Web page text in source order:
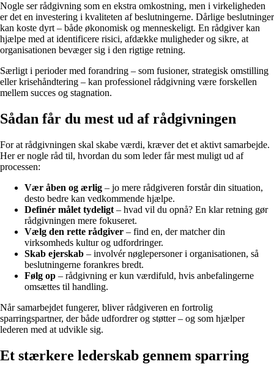
Nogle ser rådgivning som en ekstra omkostning, men i virkeligheden
er det en investering i kvaliteten af beslutningerne. Dårlige beslutninger
kan koste dyrt – både økonomisk og menneskeligt. En rådgiver kan
hjælpe med at identificere risici, afdække muligheder og sikre, at
organisationen bevæger sig i den rigtige retning.
Særligt i perioder med forandring – som fusioner, strategisk omstilling
eller krisehåndtering – kan professionel rådgivning være forskellen
mellem succes og stagnation.
Sådan får du mest ud af rådgivningen
For at rådgivningen skal skabe værdi, kræver det et aktivt samarbejde.
Her er nogle råd til, hvordan du som leder får mest muligt ud af
processen:
Vær åben og ærlig – jo mere rådgiveren forstår din situation,
desto bedre kan vedkommende hjælpe.
Definér målet tydeligt – hvad vil du opnå? En klar retning gør
rådgivningen mere fokuseret.
Vælg den rette rådgiver – find en, der matcher din
virksomheds kultur og udfordringer.
Skab ejerskab – involvér nøglepersoner i organisationen, så
beslutningerne forankres bredt.
Følg op – rådgivning er kun værdifuld, hvis anbefalingerne
omsættes til handling.
Når samarbejdet fungerer, bliver rådgiveren en fortrolig
sparringspartner, der både udfordrer og støtter – og som hjælper
lederen med at udvikle sig.
Et stærkere lederskab gennem sparring